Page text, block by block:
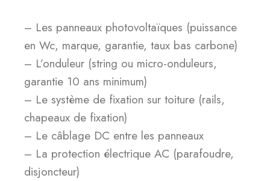
– Les panneaux photovoltaïques (puissance
en Wc, marque, garantie, taux bas carbone)
– L’onduleur (string ou micro-onduleurs,
garantie 10 ans minimum)
– Le système de fixation sur toiture (rails,
chapeaux de fixation)
– Le câblage DC entre les panneaux
– La protection électrique AC (parafoudre,
disjoncteur)